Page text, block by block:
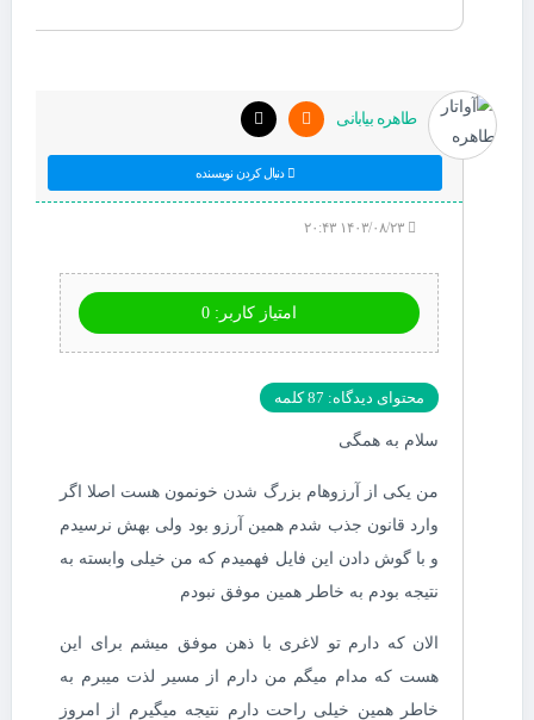
طاهره بیابانی
دنبال کردن نویسنده
امتیاز کاربر: 0
محتوای دیدگاه: 87 کلمه
سلام به همگی
من یکی از آرزوهام بزرگ شدن خونمون هست اصلا اگر
وارد قانون جذب شدم همین آرزو بود ولی بهش نرسیدم
و با گوش دادن این فایل فهمیدم که من خیلی وابسته به
نتیجه بودم به خاطر همین موفق نبودم
الان که دارم تو لاغری با ذهن موفق میشم برای این
هست که مدام میگم من دارم از مسیر لذت میبرم به
خاطر همین خیلی راحت دارم نتیجه میگیرم از امروز